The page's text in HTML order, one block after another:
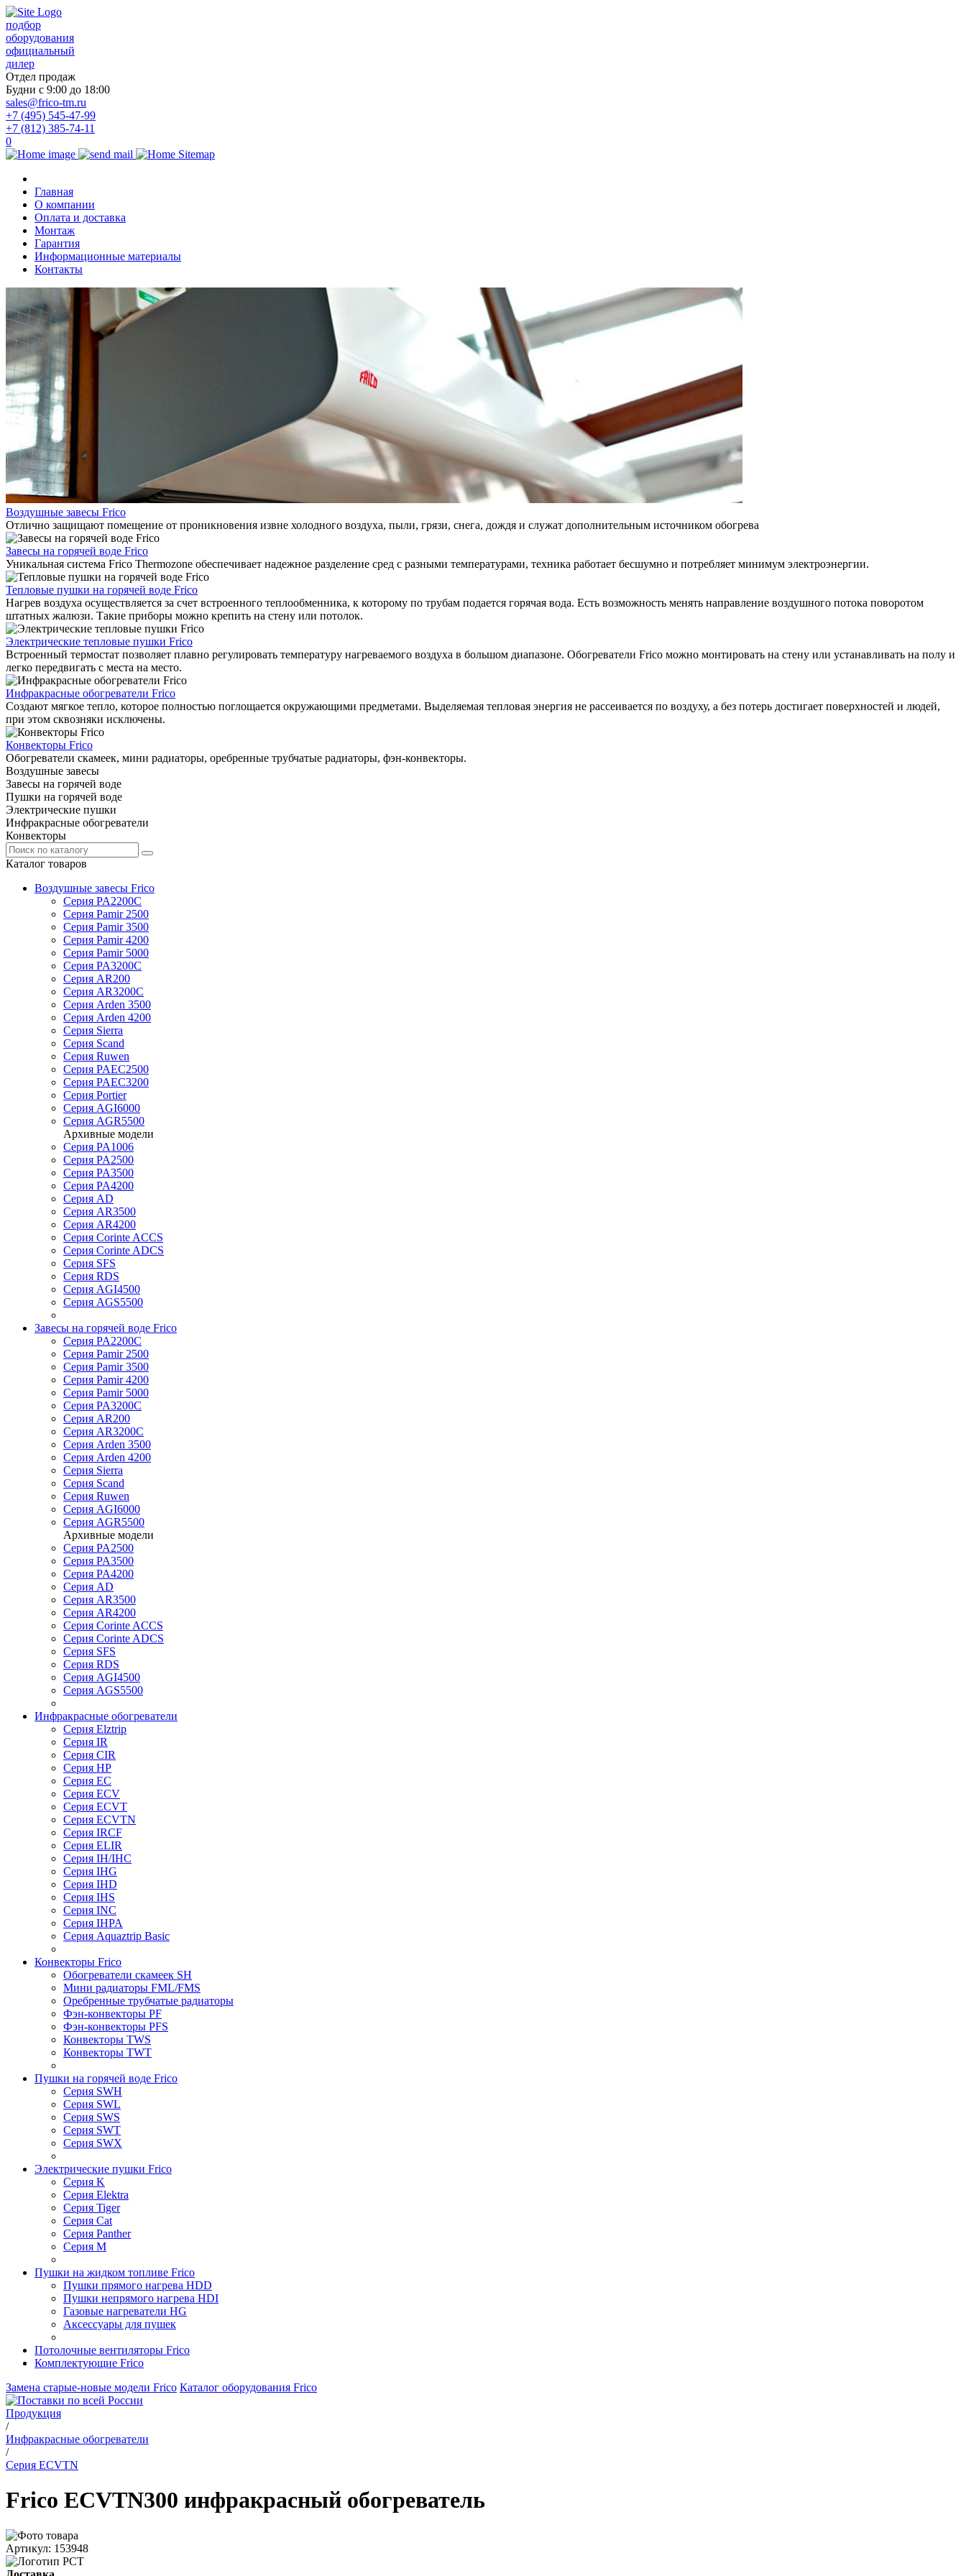
подбор
оборудования
официальный
дилер
Отдел продаж
Будни с 9:00 до 18:00
sales@frico-tm.ru
+7 (495) 545-47-99
+7 (812) 385-74-11
0
Главная
О компании
Оплата и доставка
Монтаж
Гарантия
Информационные материалы
Контакты
Воздушные завесы Frico
Отлично защищают помещение от проникновения извне холодного воздуха, пыли, грязи, снега, дождя и служат дополнительным источником обогрева
Завесы на горячей воде Frico
Уникальная система Frico Thermozone обеспечивает надежное разделение сред с разными температурами, техника работает бесшумно и потребляет минимум электроэнергии.
Тепловые пушки на горячей воде Frico
Нагрев воздуха осуществляется за счет встроенного теплообменника, к которому по трубам подается горячая вода. Есть возможность менять направление воздушного потока поворотом
штатных жалюзи. Такие приборы можно крепить на стену или потолок.
Электрические тепловые пушки Frico
Встроенный термостат позволяет плавно регулировать температуру нагреваемого воздуха в большом диапазоне. Обогреватели Frico можно монтировать на стену или устанавливать на полу и
легко передвигать с места на место.
Инфракрасные обогреватели Frico
Создают мягкое тепло, которое полностью поглощается окружающими предметами. Выделяемая тепловая энергия не рассеивается по воздуху, а без потерь достигает поверхностей и людей,
при этом сквозняки исключены.
Конвекторы Frico
Обогреватели скамеек, мини радиаторы, оребренные трубчатые радиаторы, фэн-конвекторы.
Воздушные завесы
Завесы на горячей воде
Пушки на горячей воде
Электрические пушки
Инфракрасные обогреватели
Конвекторы
Каталог товаров
Воздушные завесы Frico
Серия PA2200C
Серия Pamir 2500
Серия Pamir 3500
Серия Pamir 4200
Серия Pamir 5000
Серия PA3200C
Серия AR200
Серия AR3200C
Серия Arden 3500
Серия Arden 4200
Серия Sierra
Серия Scand
Серия Ruwen
Серия PAEC2500
Серия PAEC3200
Серия Portier
Серия AGI6000
Серия AGR5500
Архивные модели
Серия PA1006
Серия PA2500
Серия PA3500
Серия PA4200
Серия AD
Серия AR3500
Серия AR4200
Серия Corinte ACCS
Серия Corinte ADCS
Серия SFS
Серия RDS
Серия AGI4500
Серия AGS5500
Завесы на горячей воде Frico
Серия PA2200C
Серия Pamir 2500
Серия Pamir 3500
Серия Pamir 4200
Серия Pamir 5000
Серия PA3200C
Серия AR200
Серия AR3200C
Серия Arden 3500
Серия Arden 4200
Серия Sierra
Серия Scand
Серия Ruwen
Серия AGI6000
Серия AGR5500
Архивные модели
Серия PA2500
Серия PA3500
Серия PA4200
Серия AD
Серия AR3500
Серия AR4200
Серия Corinte ACCS
Серия Corinte ADCS
Серия SFS
Серия RDS
Серия AGI4500
Серия AGS5500
Инфракрасные обогреватели
Серия Elztrip
Серия IR
Серия CIR
Серия HP
Серия EC
Серия ECV
Серия ECVT
Серия ECVTN
Серия IRCF
Серия ELIR
Серия IH/IHC
Серия IHG
Серия IHD
Серия IHS
Серия INC
Серия IHPA
Серия Aquaztrip Basic
Конвекторы Frico
Обогреватели скамеек SH
Мини радиаторы FML/FMS
Оребренные трубчатые радиаторы
Фэн-конвекторы PF
Фэн-конвекторы PFS
Конвекторы TWS
Конвекторы TWT
Пушки на горячей воде Frico
Серия SWH
Серия SWL
Серия SWS
Серия SWT
Серия SWX
Электрические пушки Frico
Серия K
Серия Elektra
Серия Tiger
Серия Cat
Серия Panther
Серия M
Пушки на жидком топливе Frico
Пушки прямого нагрева HDD
Пушки непрямого нагрева HDI
Газовые нагреватели HG
Аксессуары для пушек
Потолочные вентиляторы Frico
Комплектующие Frico
Замена старые-новые модели Frico Каталог оборудования Frico
Продукция
/
Инфракрасные обогреватели
/
Серия ECVTN
Frico ECVTN300 инфракрасный обогреватель
Артикул: 153948